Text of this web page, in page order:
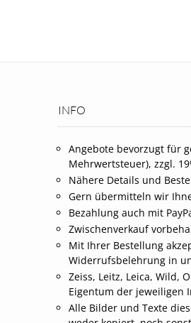
INFO
Angebote bevorzugt für
Mehrwertsteuer), zzgl.
Nähere Details und
Gern übermitteln wir
Bezahlung auch mit
Zwischenverkauf
Mit Ihrer Bestellung
Widerrufsbelehrung in
Zeiss, Leitz, Leica, Wild,
Eigentum der jeweiligen
Alle Bilder und Texte